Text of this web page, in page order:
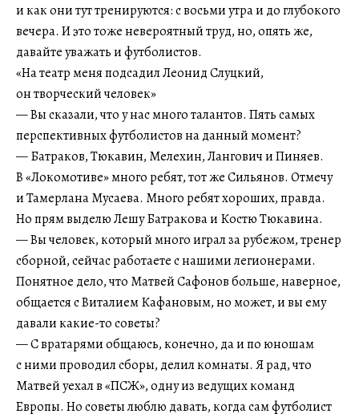
и как они тут тренируются: с восьми утра и до глубокого
вечера. И это тоже невероятный труд, но, опять же,
давайте уважать и футболистов.
«На театр меня подсадил Леонид Слуцкий,
он творческий человек»
— Вы сказали, что у нас много талантов. Пять самых
перспективных футболистов на данный момент?
— Батраков, Тюкавин, Мелехин, Лангович и Пиняев.
В «Локомотиве» много ребят, тот же Сильянов. Отмечу
и Тамерлана Мусаева. Много ребят хороших, правда.
Но прям выделю Лешу Батракова и Костю Тюкавина.
— Вы человек, который много играл за рубежом, тренер
сборной, сейчас работаете с нашими легионерами.
Понятное дело, что Матвей Сафонов больше, наверное,
общается с Виталием Кафановым, но может, и вы ему
давали какие-то советы?
— С вратарями общаюсь, конечно, да и по юношам
с ними проводил сборы, делил комнаты. Я рад, что
Матвей уехал в «ПСЖ», одну из ведущих команд
Европы. Но советы люблю давать, когда сам футболист